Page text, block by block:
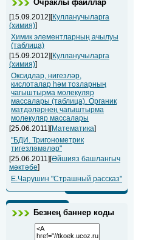
Очраклы файллар
[15.09.2012][Кулланучыларга
(химия)]
Химик элементларның ачылуы
(таблица)
[15.09.2012][Кулланучыларга
(химия)]
Оксидлар, нигезләр,
кислоталар һәм тозларның
чагыштырма молекуляр
массалары (таблица). Органик
матдәләрнең чагыштырма
молекуляр массалары
[25.06.2011][Математика]
"БДИ. Тригонометрик
тигезләмәләр"
[25.06.2011][Әйшияз башлангыч
мәктәбе]
Е.Чарушин "Страшный рассказ"
Безнең баннер коды